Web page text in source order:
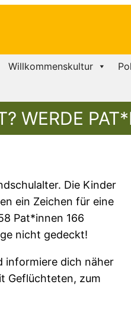
Willkommenskultur
WERDE
Die Kinder
ein Zeichen für eine
Pat*innen 166
nicht gedeckt!
informiere dich näher
Geflüchteten, zum